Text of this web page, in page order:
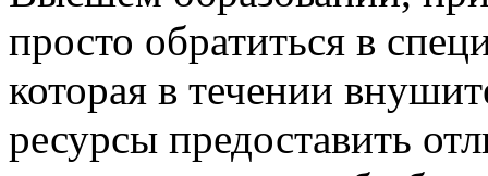
просто обратиться в
которая в течении
ресурсы предоставить